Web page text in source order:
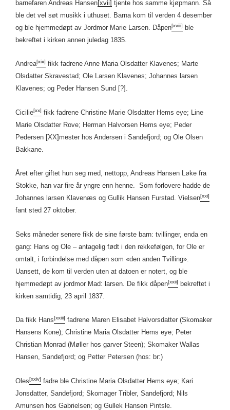
barnefaren Andreas Hansen[xvii] tjente hos samme kjøpmann. Så
ble det vel søt musikk i uthuset. Barna kom til verden 4 desember
og ble hjemmedøpt av Jordmor Marie Larsen. Dåpen[xviii] ble
bekreftet i kirken annen juledag 1835.
Andrea[xix] fikk fadrene Anne Maria Olsdatter Klavenes; Marte
Olsdatter Skravestad; Ole Larsen Klavenes; Johannes larsen
Klavenes; og Peder Hansen Sund [?].
Cicilie[xx] fikk fadrene Christine Marie Olsdatter Hems eye; Line
Marie Olsdatter Rove; Herman Halvorsen Hems eye; Peder
Pedersen [XX]mester hos Andersen i Sandefjord; og Ole Olsen
Bakkane.
Året efter giftet hun seg med, nettopp, Andreas Hansen Løke fra
Stokke, han var fire år yngre enn henne. Som forlovere hadde de
Johannes larsen Klavenæs og Gullik Hansen Furstad. Vielsen[xxi]
fant sted 27 oktober.
Seks måneder senere fikk de sine første barn: tvillinger, enda en
gang: Hans og Ole – antagelig født i den rekkefølgen, for Ole er
omtalt, i forbindelse med dåpen som «den anden Tvilling».
Uansett, de kom til verden uten at datoen er notert, og ble
hjemmedøpt av jordmor Mad: larsen. De fikk dåpen[xxii] bekreftet i
kirken samtidig, 23 april 1837.
Da fikk Hans[xxiii] fadrene Maren Elisabet Halvorsdatter (Skomaker
Hansens Kone); Christine Maria Olsdatter Hems eye; Peter
Christian Monrad (Møller hos garver Steen); Skomaker Wallas
Hansen, Sandefjord; og Petter Petersen (hos: br:)
Oles[xxiv] fadre ble Christine Maria Olsdatter Hems eye; Kari
Jonsdatter, Sandefjord; Skomager Tribler, Sandefjord; Nils
Amunsen hos Gabrielsen; og Gullek Hansen Pintsle.